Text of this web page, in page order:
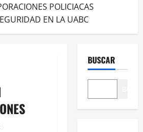
POLICIACAS
EN LA UABC
BUSCAR